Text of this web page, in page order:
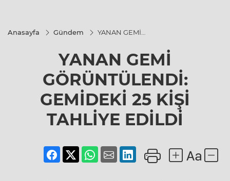
Anasayfa Gündem
YANAN GEMİ
TAHLİYE EDİLDİ
YANAN GEMİ
GÖRÜNTÜLENDİ:
GEMİDEKİ 25 KİŞİ
TAHLİYE EDİLDİ